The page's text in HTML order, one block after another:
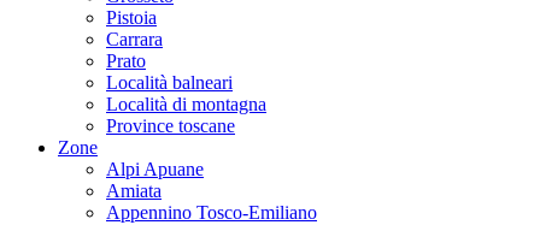
Pistoia
Carrara
Prato
Località balneari
Località di montagna
Province toscane
Zone
Alpi Apuane
Amiata
Appennino Tosco-Emiliano